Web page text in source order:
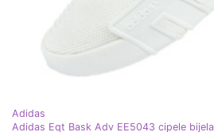
Adidas
Adidas Eqt Bask Adv EE5043 cipele bijela